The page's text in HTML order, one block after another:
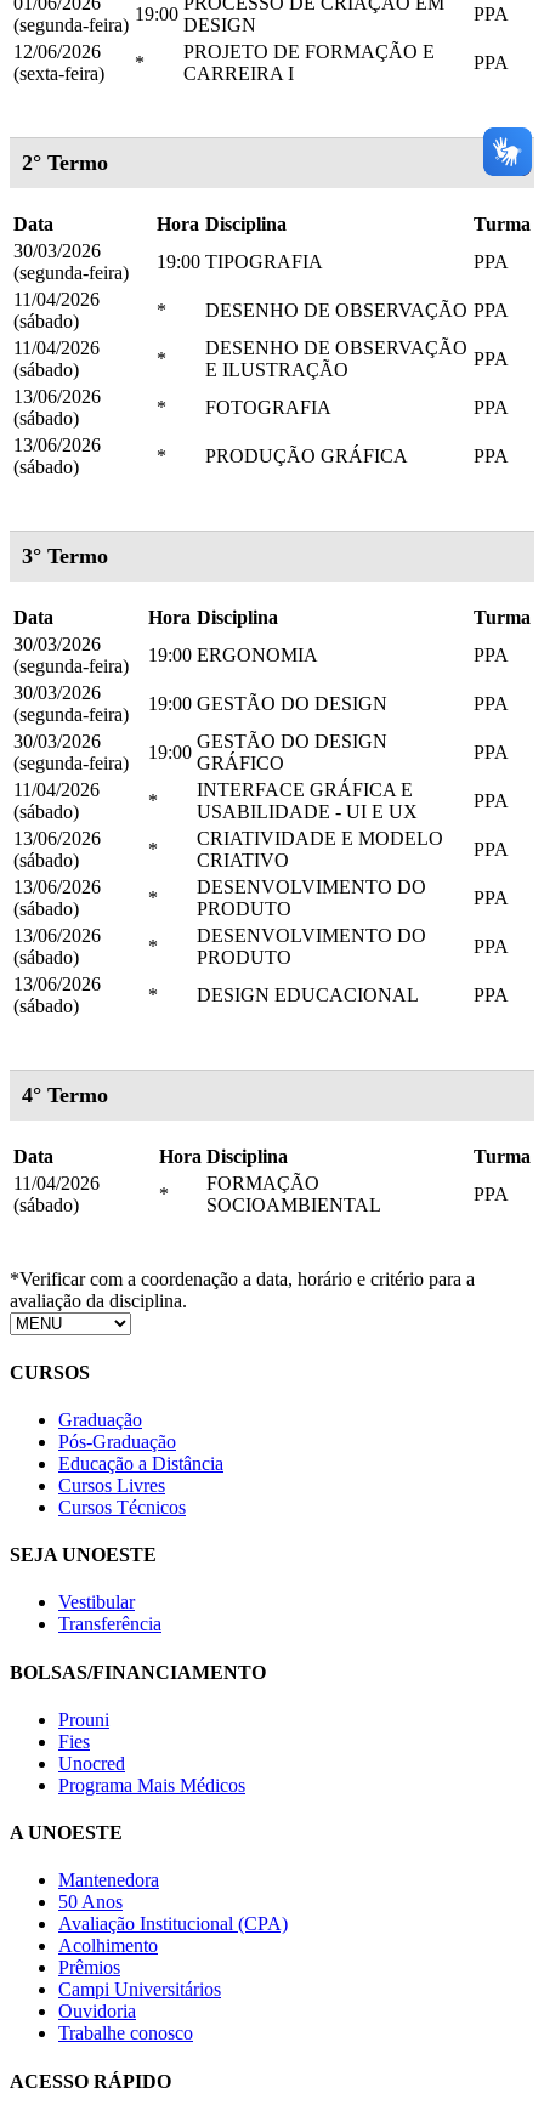
(segunda-feira)
19:00
DESIGN
PPA
12/06/2026
(sexta-feira)
*
PROJETO DE FORMAÇÃO E
CARREIRA I
PPA
2° Termo
Data Hora Disciplina
Turma
30/03/2026
(segunda-feira)
19:00 TIPOGRAFIA
PPA
11/04/2026
(sábado)
* DESENHO DE OBSERVAÇÃO PPA
11/04/2026
(sábado)
*
DESENHO DE OBSERVAÇÃO
E ILUSTRAÇÃO
PPA
13/06/2026
(sábado)
* FOTOGRAFIA
PPA
13/06/2026
(sábado)
* PRODUÇÃO GRÁFICA PPA
3° Termo
Data Hora Disciplina
Turma
30/03/2026
(segunda-feira)
19:00 ERGONOMIA
PPA
30/03/2026
(segunda-feira)
19:00 GESTÃO DO DESIGN
PPA
30/03/2026
(segunda-feira)
19:00
GESTÃO DO DESIGN
GRÁFICO
PPA
11/04/2026
(sábado)
*
INTERFACE GRÁFICA E
USABILIDADE - UI E UX
PPA
13/06/2026
(sábado)
*
CRIATIVIDADE E MODELO
CRIATIVO
PPA
13/06/2026
(sábado)
*
DESENVOLVIMENTO DO
PRODUTO
PPA
13/06/2026
(sábado)
*
DESENVOLVIMENTO DO
PRODUTO
PPA
13/06/2026
(sábado)
* DESIGN EDUCACIONAL PPA
4° Termo
Data Hora Disciplina
Turma
11/04/2026
(sábado)
*
FORMAÇÃO
SOCIOAMBIENTAL
PPA
*Verificar com a coordenação a data, horário e critério para a
avaliação da disciplina.
CURSOS
Graduação
Pós-Graduação
Educação a Distância
Cursos Livres
Cursos Técnicos
SEJA UNOESTE
Vestibular
Transferência
BOLSAS/FINANCIAMENTO
Prouni
Fies
Unocred
Programa Mais Médicos
A UNOESTE
Mantenedora
50 Anos
Avaliação Institucional (CPA)
Acolhimento
Prêmios
Campi Universitários
Ouvidoria
Trabalhe conosco
ACESSO RÁPIDO